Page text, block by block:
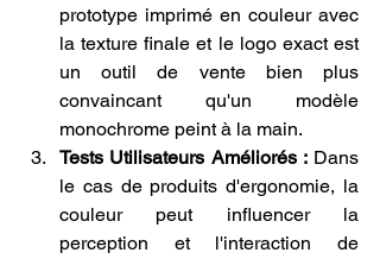
prototype imprimé en couleur avec
la texture finale et le logo exact est
un outil de vente bien plus
convaincant qu'un modèle
monochrome peint à la main.
Tests Utilisateurs Améliorés : Dans
le cas de produits d'ergonomie, la
couleur peut influencer la
perception et l'interaction de